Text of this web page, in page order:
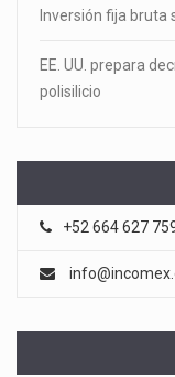
Inversión fija bruta
EE. UU. prepara
polisilicio
+52 664 627